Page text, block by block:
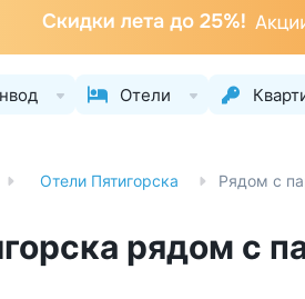
Отели
Отели Пятигорска Рядом с
рядом с